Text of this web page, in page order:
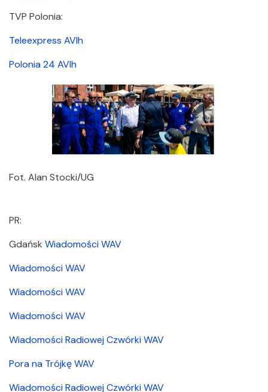
TVP Polonia:
Teleexpress AVIh
Polonia 24 AVIh
Fot. Alan Stocki/UG
PR:
Gdańsk Wiadomości WAV
Wiadomości WAV
Wiadomości WAV
Wiadomości WAV
Wiadomości Radiowej Czwórki WAV
Pora na Trójkę WAV
Wiadomości Radiowej Czwórki WAV